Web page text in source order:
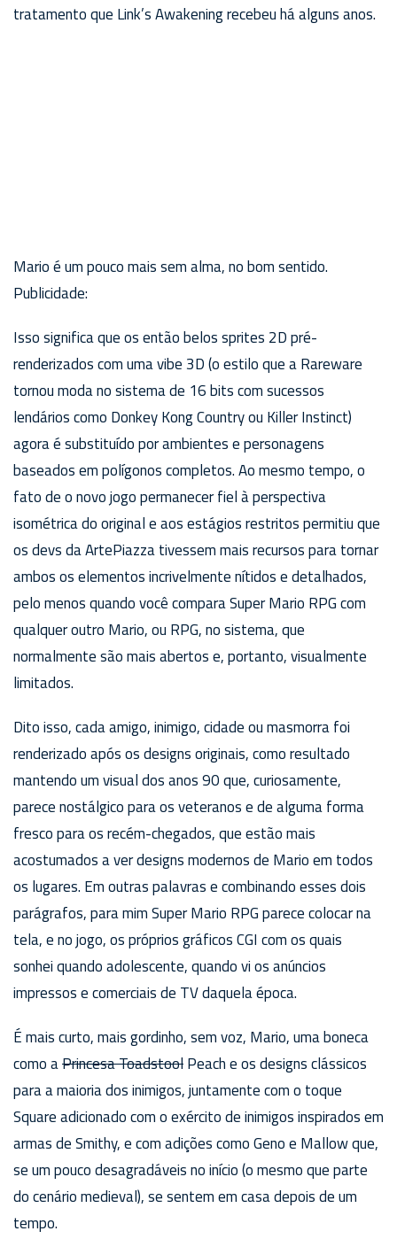
tratamento que Link’s Awakening recebeu há alguns anos.
Mario é um pouco mais sem alma, no bom sentido.
Publicidade:
Isso significa que os então belos sprites 2D pré-
renderizados com uma vibe 3D (o estilo que a Rareware
tornou moda no sistema de 16 bits com sucessos
lendários como Donkey Kong Country ou Killer Instinct)
agora é substituído por ambientes e personagens
baseados em polígonos completos. Ao mesmo tempo, o
fato de o novo jogo permanecer fiel à perspectiva
isométrica do original e aos estágios restritos permitiu que
os devs da ArtePiazza tivessem mais recursos para tornar
ambos os elementos incrivelmente nítidos e detalhados,
pelo menos quando você compara Super Mario RPG com
qualquer outro Mario, ou RPG, no sistema, que
normalmente são mais abertos e, portanto, visualmente
limitados.
Dito isso, cada amigo, inimigo, cidade ou masmorra foi
renderizado após os designs originais, como resultado
mantendo um visual dos anos 90 que, curiosamente,
parece nostálgico para os veteranos e de alguma forma
fresco para os recém-chegados, que estão mais
acostumados a ver designs modernos de Mario em todos
os lugares. Em outras palavras e combinando esses dois
parágrafos, para mim Super Mario RPG parece colocar na
tela, e no jogo, os próprios gráficos CGI com os quais
sonhei quando adolescente, quando vi os anúncios
impressos e comerciais de TV daquela época.
É mais curto, mais gordinho, sem voz, Mario, uma boneca
como aPrincesa ToadstoolPeach e os designs clássicos
para a maioria dos inimigos, juntamente com o toque
Square adicionado com o exército de inimigos inspirados em
armas de Smithy, e com adições como Geno e Mallow que,
se um pouco desagradáveis no início (o mesmo que parte
do cenário medieval), se sentem em casa depois de um
tempo.